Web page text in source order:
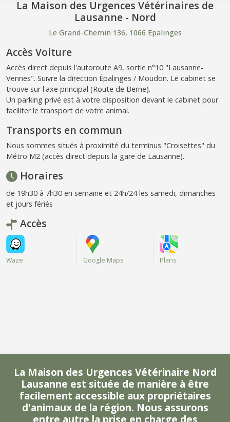
La Maison des Urgences Vétérinaires de
Lausanne - Nord
Le Grand-Chemin 136, 1066 Epalinges
Accès Voiture
Accès direct depuis l'autoroute A9, sortie n°10 "Lausanne-
Vennes". Suivre la direction Épalinges / Moudon. Le cabinet se
trouve sur l'axe principal (Route de Berne).
Un parking privé est à votre disposition devant le cabinet pour
faciliter le transport de votre animal.
Transports en commun
Nous sommes situés à proximité du terminus "Croisettes" du
Métro M2 (accès direct depuis la gare de Lausanne).
Horaires
de 19h30 à 7h30 en semaine et 24h/24 les samedi, dimanches
et jours fériés
Accès
Waze Google Maps Plans
La Maison des Urgences Vétérinaire Nord
Lausanne est située de manière à être
facilement accessible aux propriétaires
d'animaux de la région. Nous assurons